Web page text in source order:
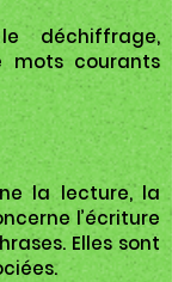
déchiffrage,
mots courants
la lecture, la
l’écriture
Elles sont